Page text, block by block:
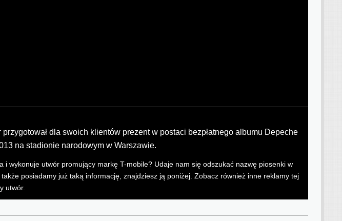
dla swoich klientów prezent w postaci bezpłatnego albumu Depeche
na stadionie narodowym w Warszawie.
wykonuje utwór promujący markę T-mobile? Udaje nam się odszukać nazwę piosenki w
posiadamy już taką informację, znajdziesz ją poniżej. Zobacz również inne reklamy tej
utwór.